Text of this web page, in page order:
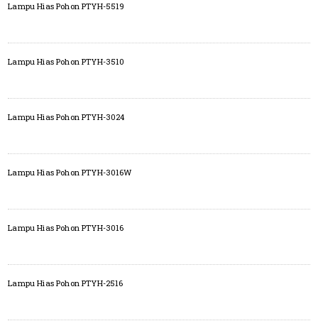
Lampu Hias Pohon PTYH-5519
Lampu Hias Pohon PTYH-3510
Lampu Hias Pohon PTYH-3024
Lampu Hias Pohon PTYH-3016W
Lampu Hias Pohon PTYH-3016
Lampu Hias Pohon PTYH-2516